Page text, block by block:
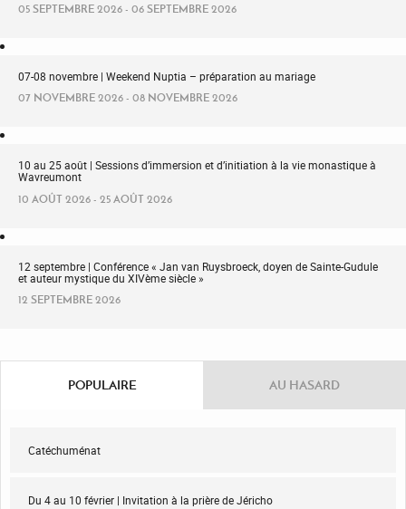
05 SEPTEMBRE 2026 - 06 SEPTEMBRE 2026
07-08 novembre | Weekend Nuptia – préparation au mariage
07 NOVEMBRE 2026 - 08 NOVEMBRE 2026
10 au 25 août | Sessions d’immersion et d’initiation à la vie monastique à
Wavreumont
10 AOÛT 2026 - 25 AOÛT 2026
12 septembre | Conférence « Jan van Ruysbroeck, doyen de Sainte-Gudule
et auteur mystique du XIVème siècle »
12 SEPTEMBRE 2026
POPULAIRE AU HASARD
Catéchuménat
Du 4 au 10 février | Invitation à la prière de Jéricho